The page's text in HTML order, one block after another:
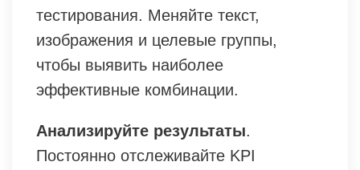
тестирования. Меняйте текст,
изображения и целевые группы,
чтобы выявить наиболее
эффективные комбинации.
Анализируйте результаты.
Постоянно отслеживайте KPI